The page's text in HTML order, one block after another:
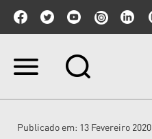
Ir
IrPublicado em: 13 Fevereiro 2020